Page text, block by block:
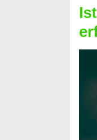
ist